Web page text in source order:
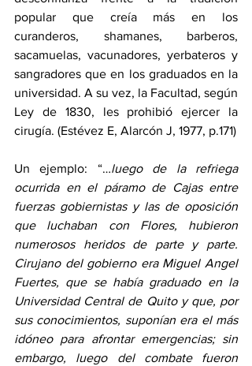
popular que creía más en los
curanderos, shamanes, barberos,
sacamuelas, vacunadores, yerbateros y
sangradores que en los graduados en la
universidad. A su vez, la Facultad, según
Ley de 1830, les prohibió ejercer la
cirugía. (Estévez E, Alarcón J, 1977, p.171)
Un ejemplo: “…luego de la refriega
ocurrida en el páramo de Cajas entre
fuerzas gobiernistas y las de oposición
que luchaban con Flores, hubieron
numerosos heridos de parte y parte.
Cirujano del gobierno era Miguel Angel
Fuertes, que se había graduado en la
Universidad Central de Quito y que, por
sus conocimientos, suponían era el más
idóneo para afrontar emergencias; sin
embargo, luego del combate fueron